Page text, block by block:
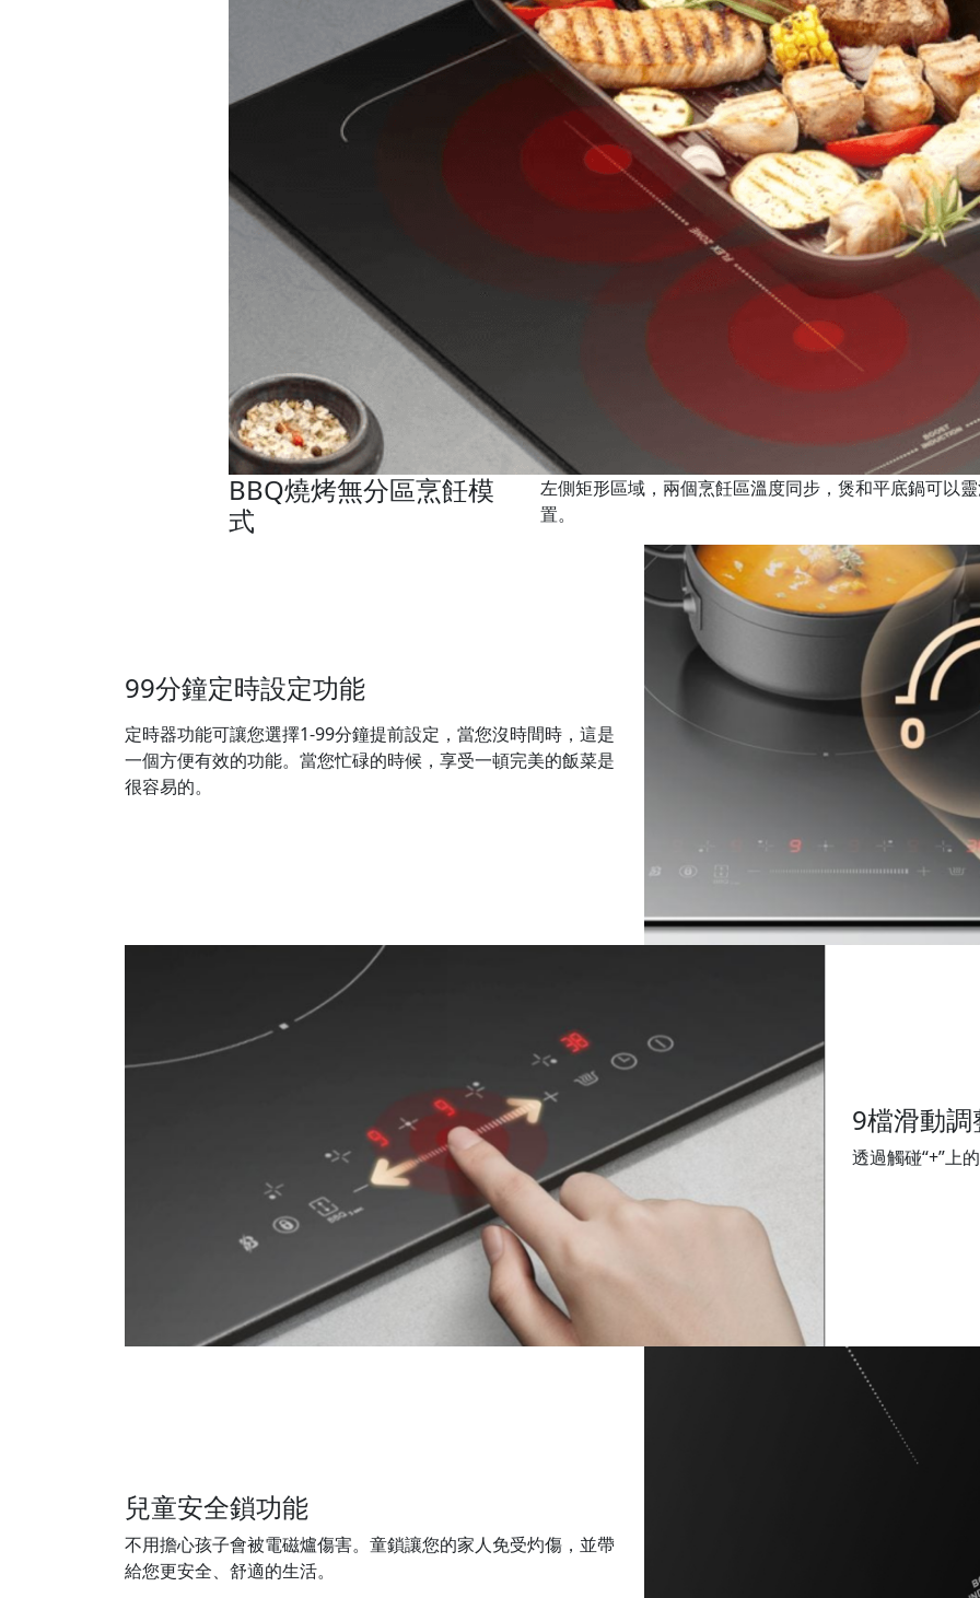
BBQ燒烤無分區烹飪模
式
左側矩形區域，兩個烹飪區溫度同步，煲和平底鍋可以
置。
99分鐘定時設定功能
定時器功能可讓您選擇1-99分鐘提前設定，當您沒時間時，這是
一個方便有效的功能。當您忙碌的時候，享受一頓完美的飯菜是
很容易的。
9檔滑動
透過觸碰“+”上
兒童安全鎖功能
不用擔心孩子會被電磁爐傷害。童鎖讓您的家人免受灼傷，並帶
給您更安全、舒適的生活。